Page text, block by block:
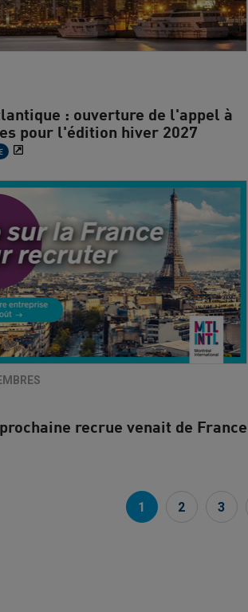
: ouverture de l'appel à
pour l'édition hiver 2027
recrue venait de France
1 2 3